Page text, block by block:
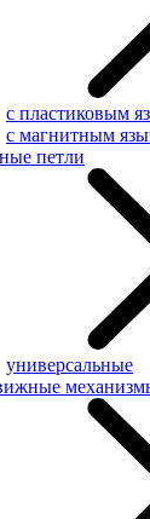
с пластиковым
с магнитным
петли
универсальные